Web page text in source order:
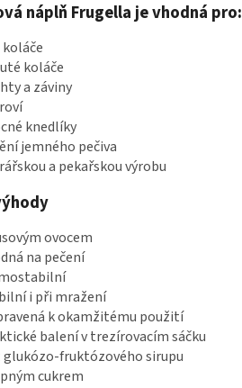
náplň Frugella je vhodná pro:
koláče
a záviny
knedlíky
jemného pečiva
a pekařskou výrobu
ovocem
na pečení
i při mražení
k okamžitému použití
balení v trezírovacím sáčku
glukózo-fruktózového sirupu
cukrem